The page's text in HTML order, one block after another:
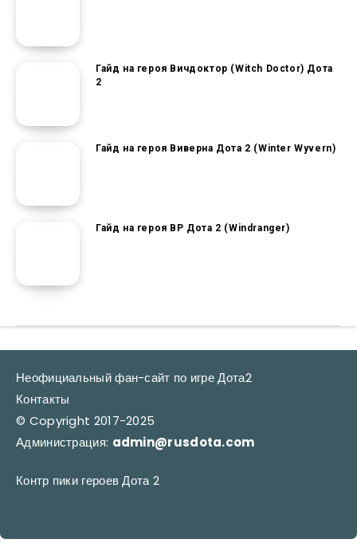
Гайд на героя Вичдоктор (Witch Doctor) Дота
2
Гайд на героя Виверна Дота 2 (Winter Wyvern)
Гайд на героя ВР Дота 2 (Windranger)
Неофициальный фан-сайт по игре Дота2
Контакты
© Copyright 2017-2025
Администрация: admin@rusdota.com
Контр пики героев Дота 2